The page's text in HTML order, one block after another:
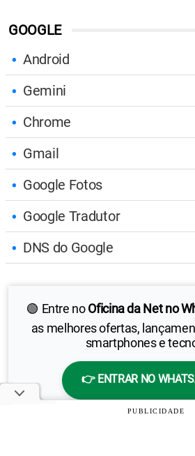
GOOGLE
Android
Gemini
Chrome
Gmail
Google Fotos
Google Tradutor
DNS do Google
🟢 Entre noOficina da Net no
as melhores ofertas,
smartphones e
👉 ENTRAR NO
PUBLICIDADE